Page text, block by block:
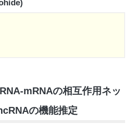
mRNAの相互作用ネッ
の機能推定